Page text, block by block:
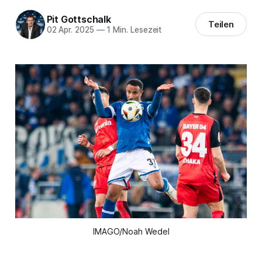
Pit Gottschalk
02 Apr. 2025 —1 Min. Lesezeit Teilen
IMAGO/Noah Wedel